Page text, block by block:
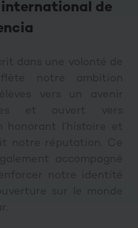
de
vers un avenir
et ouvert vers
honorant l’histoire et
notre réputation. Ce
accompagné
notre identité
sur le monde